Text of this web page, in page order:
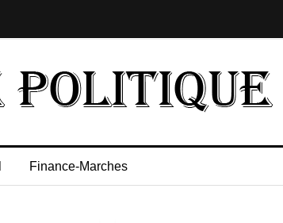
Finance-Marches